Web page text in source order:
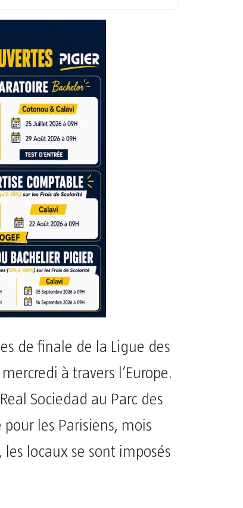
de finale de la Ligue des
à travers l’Europe.
Sociedad au Parc des
les Parisiens, mois
les locaux se sont imposés